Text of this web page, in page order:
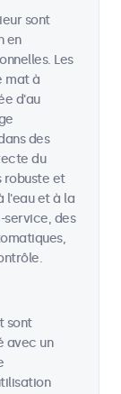
sont
en
Les
mat à
d'au
des
du
robuste et
l'eau et à la
service, des
sont
avec un